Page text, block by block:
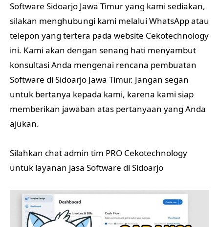
Software Sidoarjo Jawa Timur yang kami sediakan,
silakan menghubungi kami melalui WhatsApp atau
telepon yang tertera pada website Cekotechnology
ini. Kami akan dengan senang hati menyambut
konsultasi Anda mengenai rencana pembuatan
Software di Sidoarjo Jawa Timur. Jangan segan
untuk bertanya kepada kami, karena kami siap
memberikan jawaban atas pertanyaan yang Anda
ajukan.
Silahkan chat admin tim PRO Cekotechnology
untuk layanan jasa Software di Sidoarjo